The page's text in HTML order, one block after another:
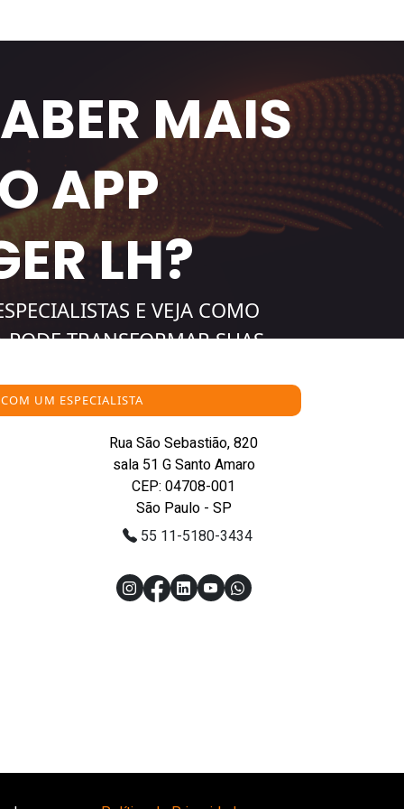
MAIS
APP
LH?
E VEJA COMO
TRANSFORMAR SUAS
UM ESPECIALISTA
Rua São Sebastião, 820
sala 51 G Santo Amaro
CEP: 04708-001
São Paulo - SP
55 11-5180-3434